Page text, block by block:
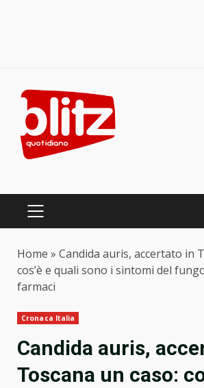
content
PRIMARY
Home » Candida auris, accertato in
cos’è e quali sono i sintomi del
farmaci
Cronaca Italia
Candida auris,
Toscana un caso: